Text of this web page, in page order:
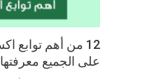
على الجميع معرفتها